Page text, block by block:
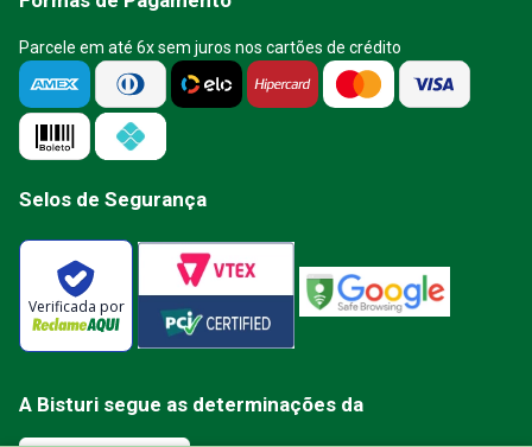
Parcele em até 6x sem juros nos cartões de crédito
Selos de Segurança
Verificada por
A Bisturi segue as determinações da